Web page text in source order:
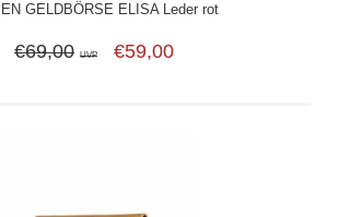
GELDBÖRSE ELISA Leder rot
€69,00 UVP €59,00